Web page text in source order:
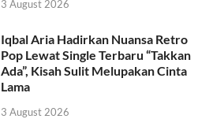
3 August 2026
Iqbal Aria Hadirkan Nuansa Retro
Pop Lewat Single Terbaru “Takkan
Ada”, Kisah Sulit Melupakan Cinta
Lama
3 August 2026